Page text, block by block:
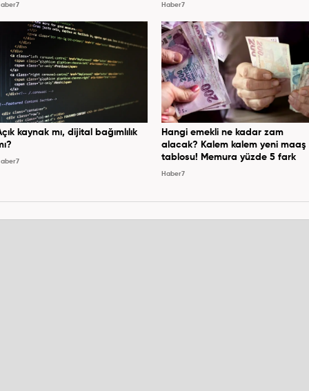
Haber7
kaynak mı, dijital bağımlılık
Hangi emekli ne kadar zam
alacak? Kalem kalem yeni maaş
tablosu! Memura yüzde 5 fark
Haber7